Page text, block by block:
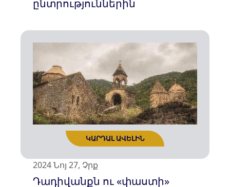
ընտրություններին
2024 Նոյ 27, Չրք
Դադիվանքն ու «փաստի»